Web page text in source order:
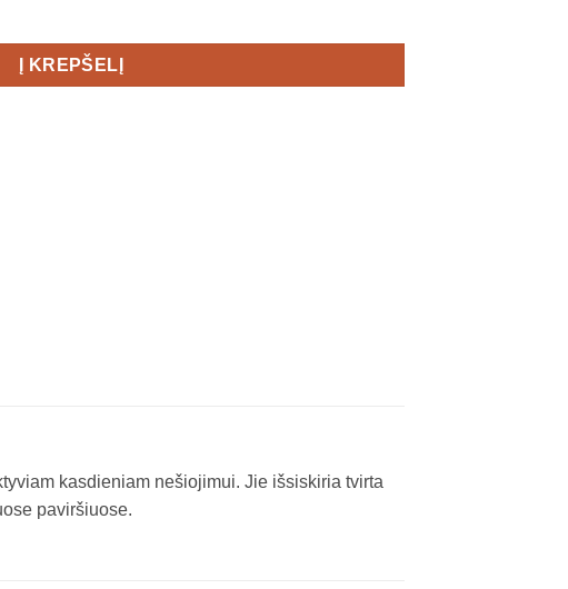
V9 Shoes Men's
Į KREPŠELĮ
kasdieniam nešiojimui. Jie išsiskiria tvirta
paviršiuose.